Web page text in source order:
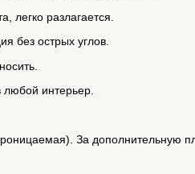
легко разлагается.
без острых углов.
интерьер.
За дополнительную